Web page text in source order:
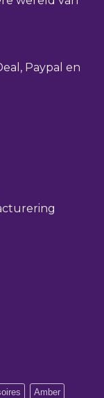
Paypal en
Amber